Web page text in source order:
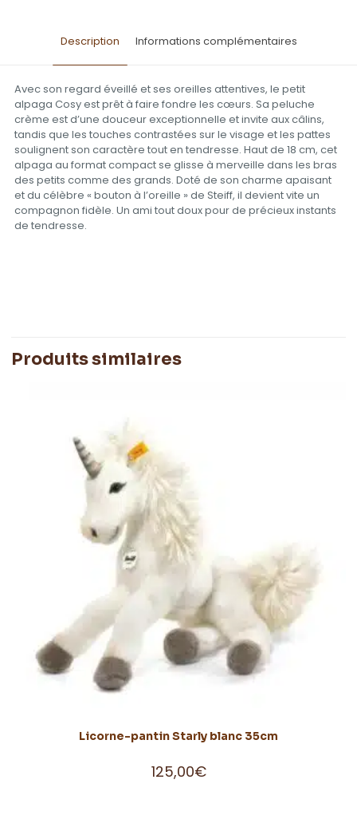
Description Informations complémentaires
Avec son regard éveillé et ses oreilles attentives, le petit
alpaga Cosy est prêt à faire fondre les cœurs. Sa peluche
crème est d’une douceur exceptionnelle et invite aux câlins,
tandis que les touches contrastées sur le visage et les pattes
soulignent son caractère tout en tendresse. Haut de 18 cm, cet
alpaga au format compact se glisse à merveille dans les bras
des petits comme des grands. Doté de son charme apaisant
et du célèbre « bouton à l’oreille » de Steiff, il devient vite un
compagnon fidèle. Un ami tout doux pour de précieux instants
de tendresse.
Produits similaires
Licorne-pantin Starly blanc 35cm
125,00€